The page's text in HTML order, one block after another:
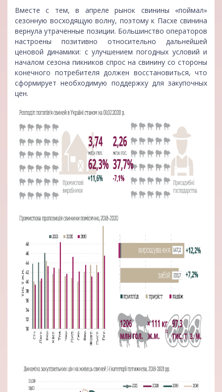
Вместе с тем, в апреле рынок свинины «поймал»
сезонную восходящую волну, поэтому к Пасхе свинина
вернула утраченные позиции. Большинство операторов
настроены позитивно относительно дальнейшей
ценовой динамики: с улучшением погодных условий и
началом сезона пикников спрос на свинину со стороны
конечного потребителя должен восстановиться, что
сформирует необходимую поддержку для закупочных
цен.